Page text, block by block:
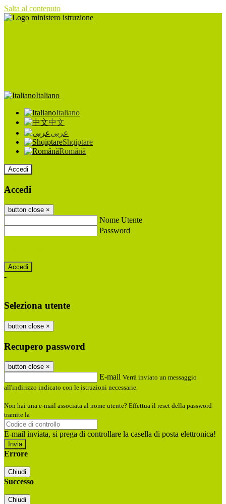
Salta al contenuto
Italiano
Italiano
中文
عربى
Shqiptare
Română
Accedi
Accedi
button close ×
Nome Utente
Password
-
Seleziona utente
button close ×
Recupero password
button close ×
E-mail Verrà inviato un messaggio
all'indirizzo indicato con le istruzioni necessarie.
Non hai una e-mail associata al nome utente? Effettua il reset della password
tramite la
E-mail inviata, si prega di controllare la casella di posta elettronica!
Errore
Chiudi
Successo
Chiudi